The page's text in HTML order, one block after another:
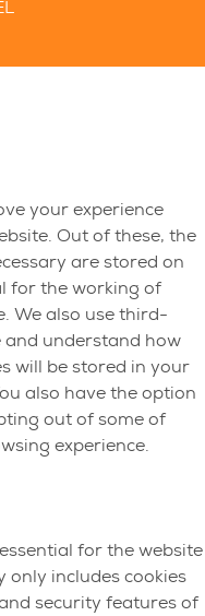
your experience
Out of these, the
are stored on
for the working of
We also use third-
and understand how
will be stored in your
also have the option
out of some of
experience.
for the website
includes cookies
security features of